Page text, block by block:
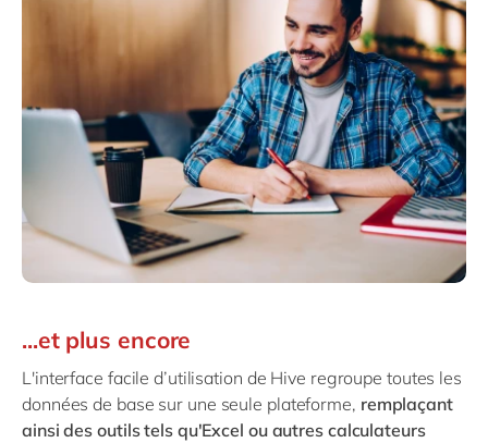
...et plus encore
L'interface facile d’utilisation de Hive regroupe toutes les
données de base sur une seule plateforme, remplaçant
ainsi des outils tels qu'Excel ou autres calculateurs